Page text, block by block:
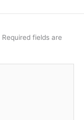
Required fields are